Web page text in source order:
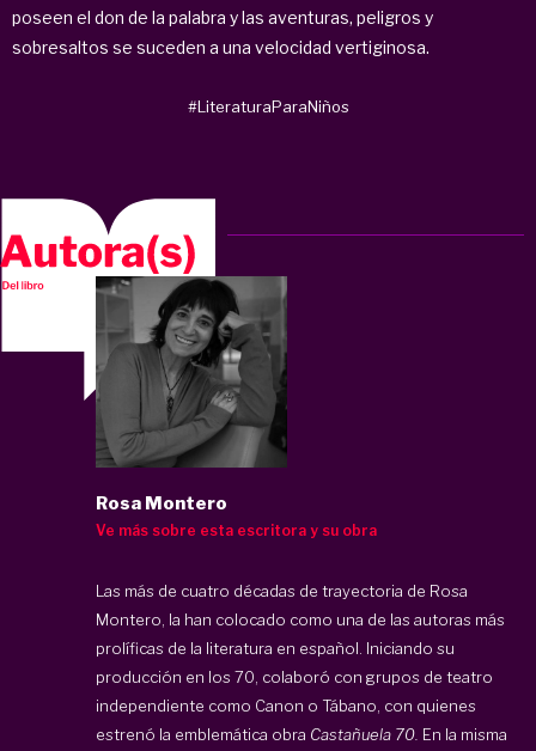
poseen el don de la palabra y las aventuras, peligros y
sobresaltos se suceden a una velocidad vertiginosa.
#LiteraturaParaNiños
Rosa Montero
Ve más sobre esta escritora y su obra
Las más de cuatro décadas de trayectoria de Rosa
Montero, la han colocado como una de las autoras más
prolíficas de la literatura en español. Iniciando su
producción en los 70, colaboró con grupos de teatro
independiente como Canon o Tábano, con quienes
estrenó la emblemática obra Castañuela 70. En la misma